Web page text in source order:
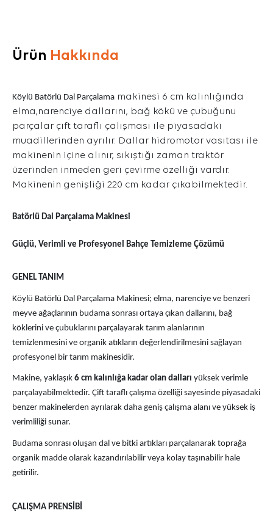
Ürün Hakkında
Köylü Batörlü Dal Parçalama makinesi 6 cm kalınlığında
elma,narenciye dallarını, bağ kökü ve çubuğunu
parçalar çift taraflı çalışması ile piyasadaki
muadillerinden ayrılır. Dallar hidromotor vasıtası ile
makinenin içine alınır, sıkıştığı zaman traktör
üzerinden inmeden geri çevirme özelliği vardır.
Makinenin genişliği 220 cm kadar çıkabilmektedir.
Batörlü Dal Parçalama Makinesi
Güçlü, Verimli ve Profesyonel Bahçe Temizleme Çözümü
GENEL TANIM
Köylü Batörlü Dal Parçalama Makinesi; elma, narenciye ve benzeri
meyve ağaçlarının budama sonrası ortaya çıkan dallarını, bağ
köklerini ve çubuklarını parçalayarak tarım alanlarının
temizlenmesini ve organik atıkların değerlendirilmesini sağlayan
profesyonel bir tarım makinesidir.
Makine, yaklaşık 6 cm kalınlığa kadar olan dalları yüksek verimle
parçalayabilmektedir. Çift taraflı çalışma özelliği sayesinde piyasadaki
benzer makinelerden ayrılarak daha geniş çalışma alanı ve yüksek iş
verimliliği sunar.
Budama sonrası oluşan dal ve bitki artıkları parçalanarak toprağa
organik madde olarak kazandırılabilir veya kolay taşınabilir hale
getirilir.
ÇALIŞMA PRENSİBİ